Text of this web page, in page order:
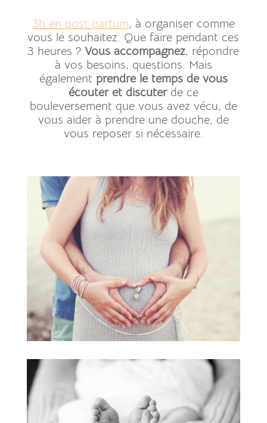
3h en post partum, à organiser comme
vous le souhaitez. Que faire pendant ces
3 heures ?Vous accompagnez, répondre
à vos besoins, questions. Mais
également prendre le temps de vous
écouter et discuterde ce
bouleversement que vous avez vécu, de
vous aider à prendre une douche, de
vous reposer si nécessaire.